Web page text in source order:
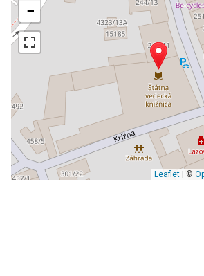
−
Leaflet| ©